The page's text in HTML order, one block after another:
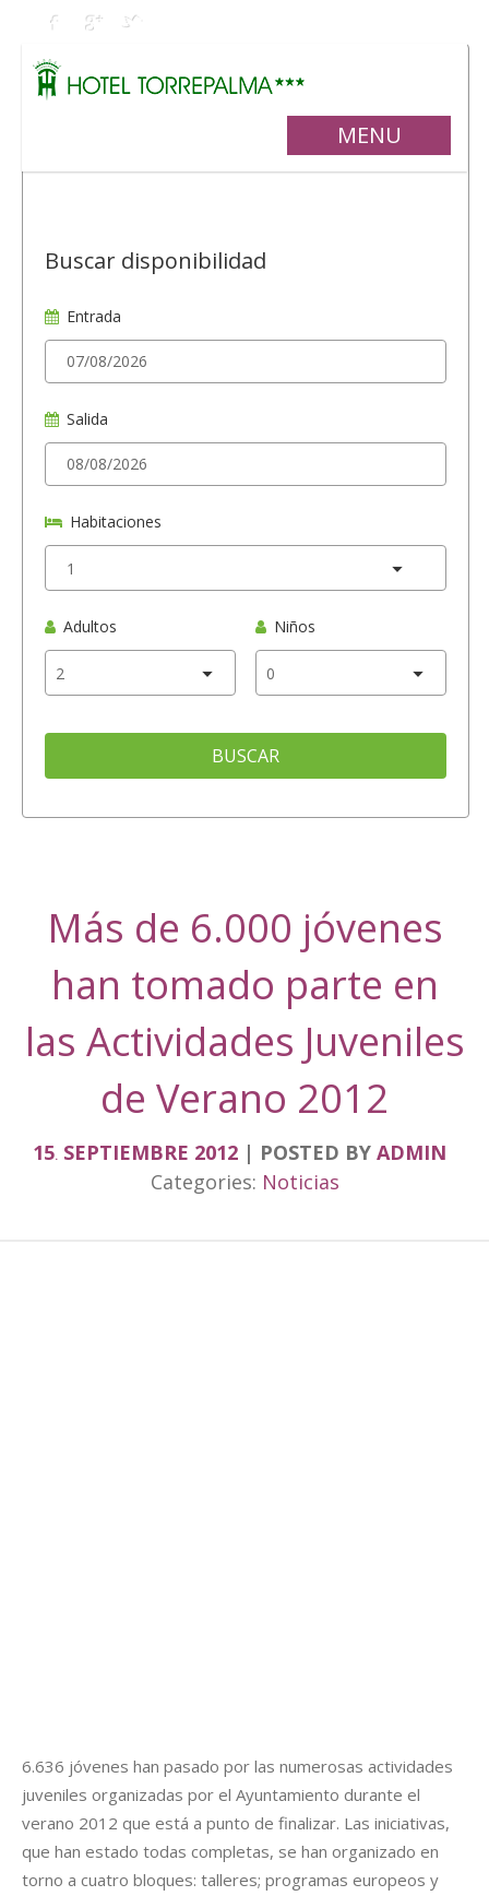
MENU
Buscar disponibilidad
Entrada
Salida
Habitaciones
Adultos Niños
BUSCAR
Más de 6.000 jóvenes
han tomado parte en
las Actividades Juveniles
de Verano 2012
15. SEPTIEMBRE 2012 POSTED BY ADMIN
Categories: Noticias
6.636 jóvenes han pasado por las numerosas actividades
juveniles organizadas por el Ayuntamiento durante el
verano 2012 que está a punto de finalizar. Las iniciativas,
que han estado todas completas, se han organizado en
torno a cuatro bloques: talleres; programas europeos y